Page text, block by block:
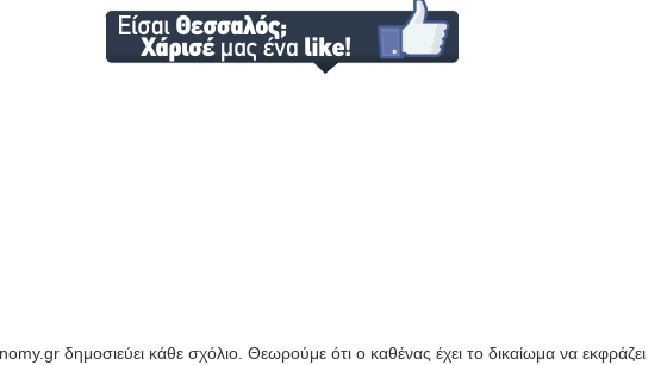
δημοσιεύει κάθε σχόλιο. Θεωρούμε ότι ο καθένας έχει το δικαίωμα να εκφράζει